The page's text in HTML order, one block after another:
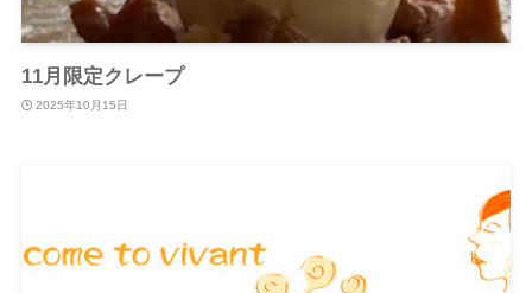
11月限定クレープ
2025年10月15日